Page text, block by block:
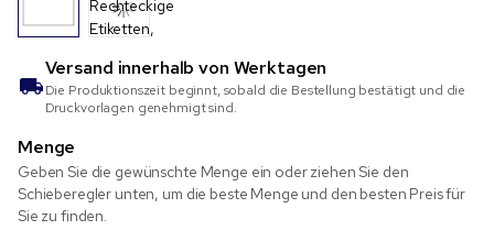
Versand innerhalb von Werktagen
Die Produktionszeit beginnt, sobald die Bestellung bestätigt und die
Druckvorlagen genehmigt sind.
Menge
Geben Sie die gewünschte Menge ein oder ziehen Sie den
Schieberegler unten, um die beste Menge und den besten Preis für
Sie zu finden.